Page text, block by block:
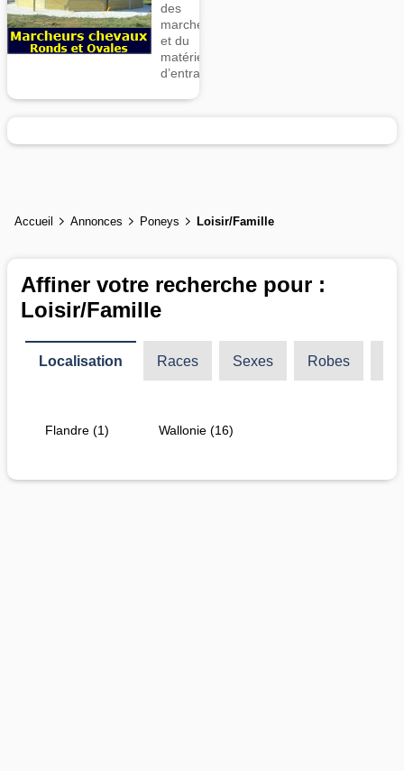
des
marcheurs
et du
matériel
d’entrainement
Accueil Annonces Poneys Loisir/Famille
Affiner votre recherche pour :
Loisir/Famille
Localisation Races Sexes Robes
Flandre (1) Wallonie (16)